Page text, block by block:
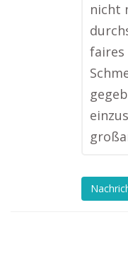
nicht
faires